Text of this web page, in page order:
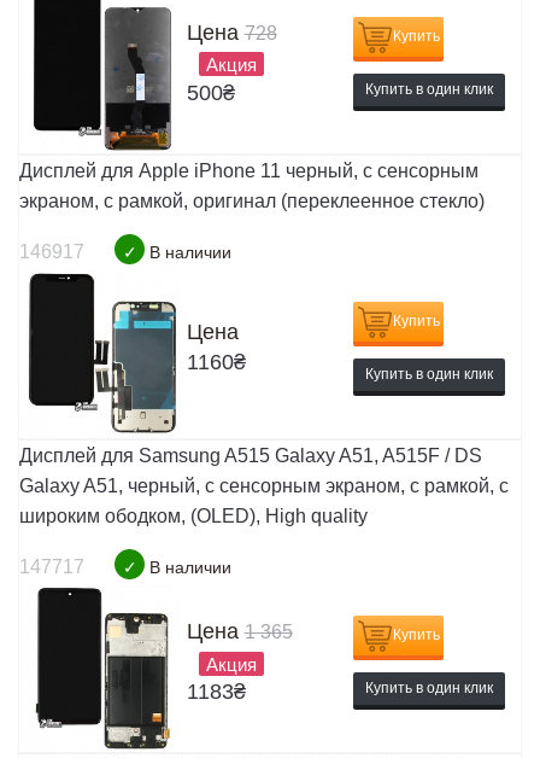
Цена728
Акция
500₴
Купить
Купить в один клик
Дисплей для Apple iPhone 11 черный, с сенсорным
экраном, с рамкой, оригинал (переклеенное стекло)
146917 ✓ В наличии
Цена
1160₴
Купить
Купить в один клик
Дисплей для Samsung A515 Galaxy A51, A515F / DS
Galaxy A51, черный, с сенсорным экраном, с рамкой, с
широким ободком, (OLED), High quality
147717 ✓ В наличии
Цена1 365
Акция
1183₴
Купить
Купить в один клик